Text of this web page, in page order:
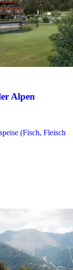
Alpen
(Fisch, Fleisch